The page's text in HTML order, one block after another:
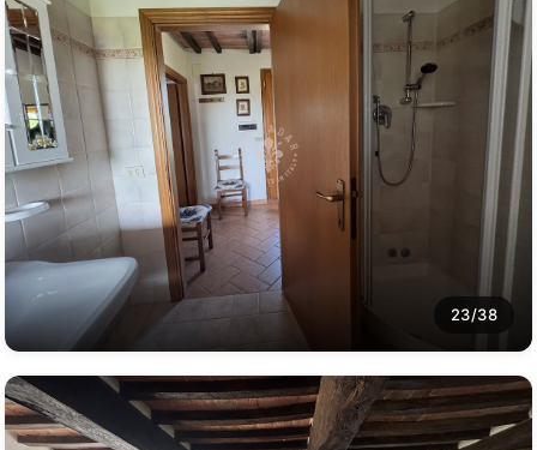
23/38